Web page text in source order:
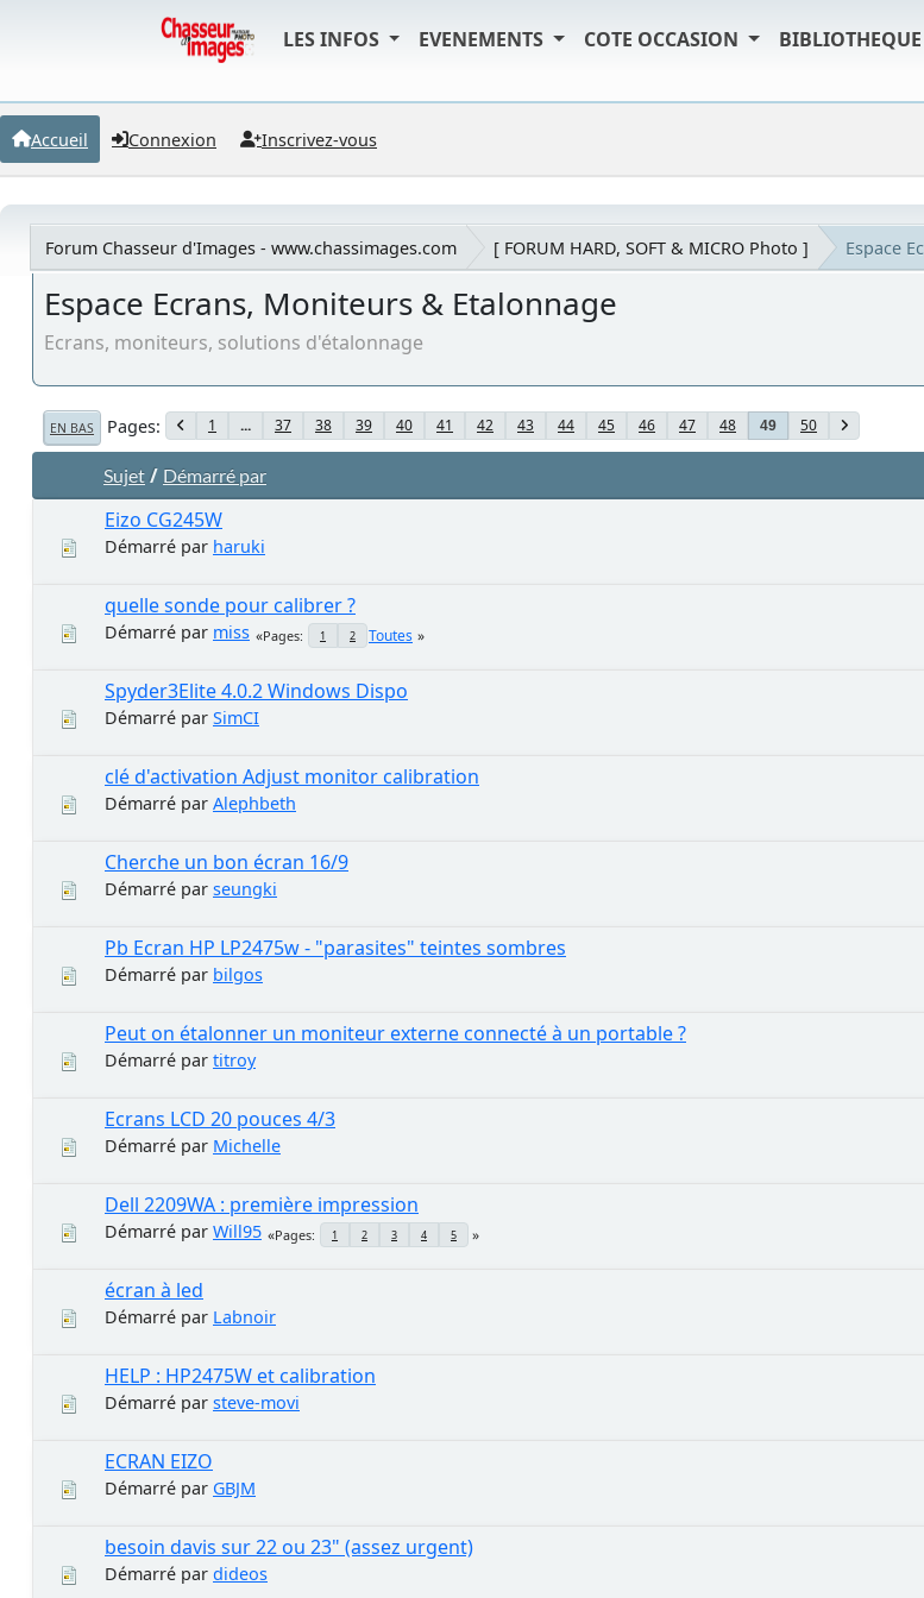
LES INFOS EVENEMENTS COTE OCCASION BIBLIOTHEQUE
Accueil Connexion Inscrivez-vous
Forum Chasseur d'Images - www.chassimages.com [ FORUM HARD, SOFT & MICRO Photo ] Espace
Espace Ecrans, Moniteurs & Etalonnage
Ecrans, moniteurs, solutions d'étalonnage
EN BAS Pages 1 ... 37 38 39 40 41 42 43 44 45 46 47 48 49 50
Sujet / Démarré par
Eizo CG245W
Démarré par haruki
quelle sonde pour calibrer ?
Démarré par miss Pages 1 2 Toutes
Spyder3Elite 4.0.2 Windows Dispo
Démarré par SimCI
clé d'activation Adjust monitor calibration
Démarré par Alephbeth
Cherche un bon écran 16/9
Démarré par seungki
Pb Ecran HP LP2475w - "parasites" teintes sombres
Démarré par bilgos
Peut on étalonner un moniteur externe connecté à un portable ?
Démarré par titroy
Ecrans LCD 20 pouces 4/3
Démarré par Michelle
Dell 2209WA : première impression
Démarré par Will95 Pages 1 2 3 4 5
écran à led
Démarré par Labnoir
HELP : HP2475W et calibration
Démarré par steve-movi
ECRAN EIZO
Démarré par GBJM
besoin davis sur 22 ou 23" (assez urgent)
Démarré par dideos